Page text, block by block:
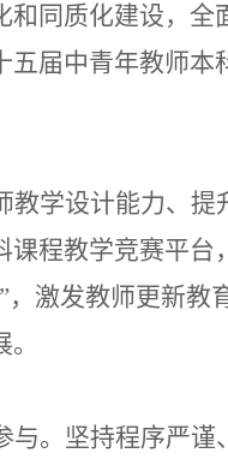
同质化建设， 全
五届中青年教师本
教学设计能力、提
课程教学竞赛平台
，激发教师更新教
与。坚持程序严谨